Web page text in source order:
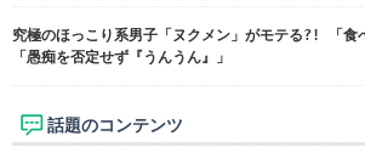
究極のほっこり系男子「ヌクメン」がモテる?! 「食
「愚痴を否定せず『うんうん』」
話題のコンテンツ